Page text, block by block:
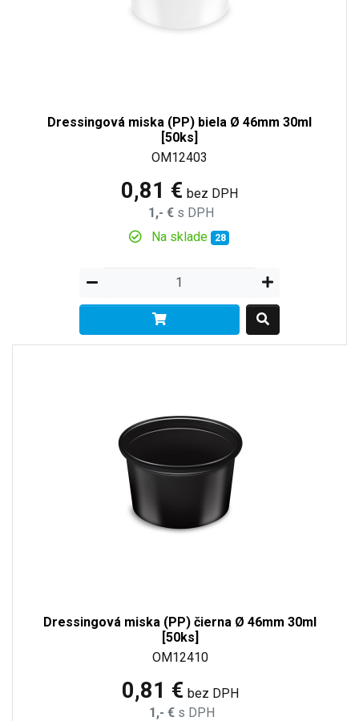
Dressingová miska (PP) biela Ø 46mm 30ml
[50ks]
OM12403
0,81 € bez DPH
1,- € s DPH
Na sklade
28
Dressingová miska (PP) čierna Ø 46mm 30ml
[50ks]
OM12410
0,81 € bez DPH
1,- € s DPH